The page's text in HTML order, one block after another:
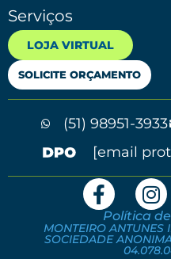
Serviços
LOJA VIRTUAL
SOLICITE ORÇAMENTO
(51) 98951-3933
[email
Política
MONTEIRO ANTUNES
SOCIEDADE